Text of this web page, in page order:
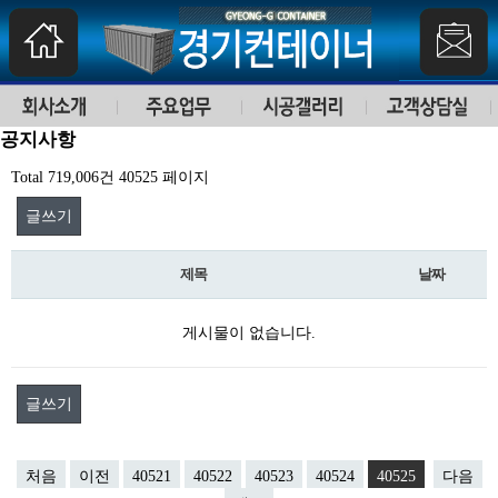
공지사항
Total 719,006건 40525 페이지
글쓰기
제목 날짜
게시물이 없습니다.
글쓰기
처음 이전 40521 40522 40523 40524 40525
다음